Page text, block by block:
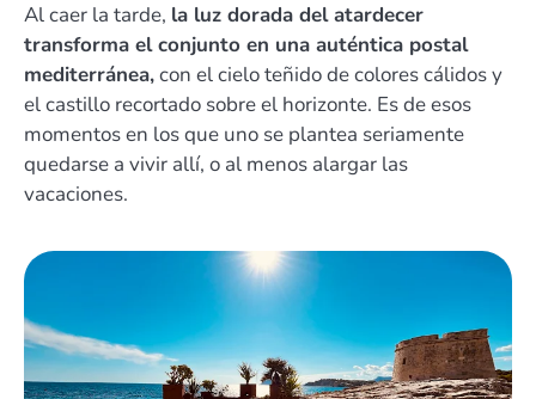
Al caer la tarde, la luz dorada del atardecer
transforma el conjunto en una auténtica postal
mediterránea,con el cielo teñido de colores cálidos y
el castillo recortado sobre el horizonte. Es de esos
momentos en los que uno se plantea seriamente
quedarse a vivir allí, o al menos alargar las
vacaciones.